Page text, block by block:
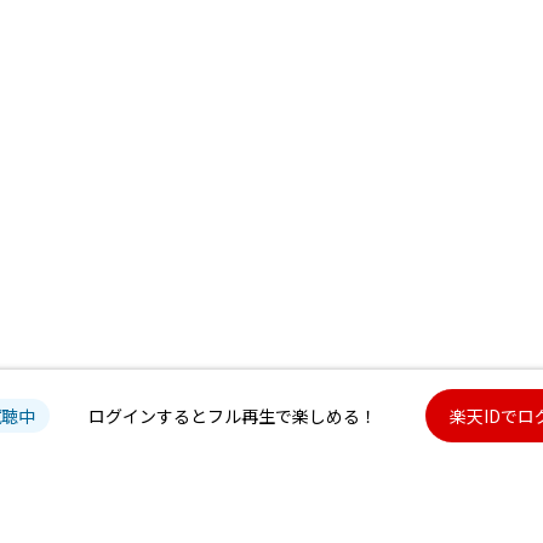
中 ログインするとフル再生で楽しめる！ 楽天IDでロ